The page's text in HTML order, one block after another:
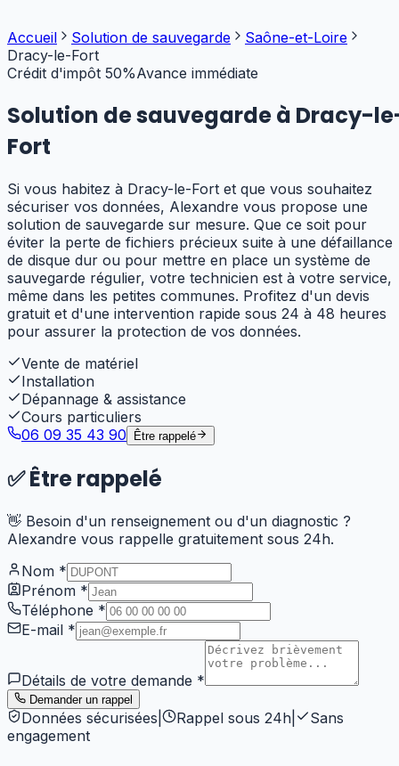
Accueil Solution de sauvegarde
Saône-et-Loire
Dracy-le-Fort
Crédit d'impôt 50%Avance immédiate
Solution de sauvegarde à Dracy-
Fort
Si vous habitez à Dracy-le-Fort et que vous souhaitez
sécuriser vos données, Alexandre vous propose une
solution de sauvegarde sur mesure. Que ce soit pour
éviter la perte de fichiers précieux suite à une défaillance
de disque dur ou pour mettre en place un système de
sauvegarde régulier, votre technicien est à votre service,
même dans les petites communes. Profitez d'un devis
gratuit et d'une intervention rapide sous 24 à 48 heures
pour assurer la protection de vos données.
Vente de matériel
Installation
Dépannage & assistance
Cours particuliers
06 09 35 43 90
Être rappelé
✅Être rappelé
👋 Besoin d'un renseignement ou d'un diagnostic ?
Alexandre vous rappelle gratuitement sous 24h.
Nom *
Prénom *
Téléphone *
E-mail *
Détails de votre demande *
Demander un rappel
Données sécurisées Rappel sous 24h
Sans
engagement